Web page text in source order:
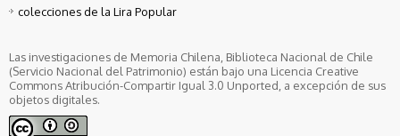
colecciones de la Lira Popular
Las investigaciones de Memoria Chilena, Biblioteca Nacional de Chile
(Servicio Nacional del Patrimonio) están bajo una Licencia Creative
Commons Atribución-Compartir Igual 3.0 Unported, a excepción de sus
objetos digitales.